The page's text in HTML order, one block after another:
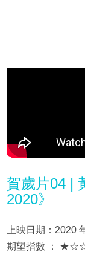
賀歲片04 |
2020》
上映日期：2020
期望指數 ：